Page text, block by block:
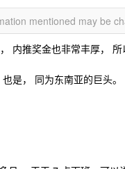
mentioned may be
内推奖金也非常丰厚， 所
是， 同为东南亚的巨头